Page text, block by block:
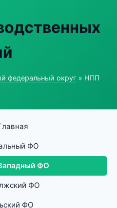
федеральный округ » НПП
ФО
ФО
ФО
ФО